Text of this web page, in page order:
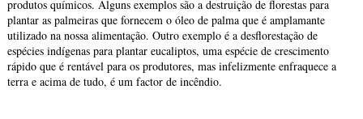
produtos químicos. Alguns exemplos são a destruição de florestas para
plantar as palmeiras que fornecem o óleo de palma que é amplamante
utilizado na nossa alimentação. Outro exemplo é a desflorestação de
espécies indígenas para plantar eucaliptos, uma espécie de crescimento
rápido que é rentável para os produtores, mas infelizmente enfraquece a
terra e acima de tudo, é um factor de incêndio.